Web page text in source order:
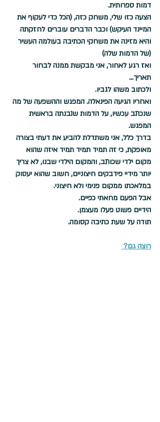
דמות ספרותית.
הצעה כזו שלי, משחק כזה, (הכל כדי לעקוף את
המיינד העיקש) וכבר הדברים עוברים לחזקתה
והיא מזינה את משחקי הכתיבה בעולמה העשיר
(של הדמות שלה)
ואז רגע לאחור, אני מבקשת ממנה לבחור
תאריך...
ולכתוב משהו לגביו.
ואחריו הגיעה הפינאלה. המפגש וההשפעה של מה
שנכתב עכשיו, על הדמות שנבנתה בראשית
המפגש.
בדרך כלל, אני משתדלת להביע את דעתי בצורה
מאופקת, כי זה תמיד תמיד תמיד איזה שהוא
מקום ילדי שכותב, והמקום הילדי שבנו, לא צריך
יותר מידיי פידבקים חיצוניים, חשוב שהוא יעסוק
במלאכתו ממקום פנימי ולא חיצוני.
אבל הפעם מחאתי כפיים.
הידיים פשוט פעלו מעצמן.
תודה על שעת כתיבה קסומה.
רוצה גם?